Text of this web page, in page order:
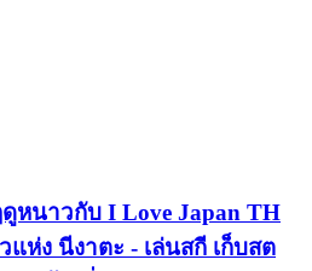
หนาวกับ I Love Japan TH
ห่ง นีงาตะ - เล่นสกี เก็บสต